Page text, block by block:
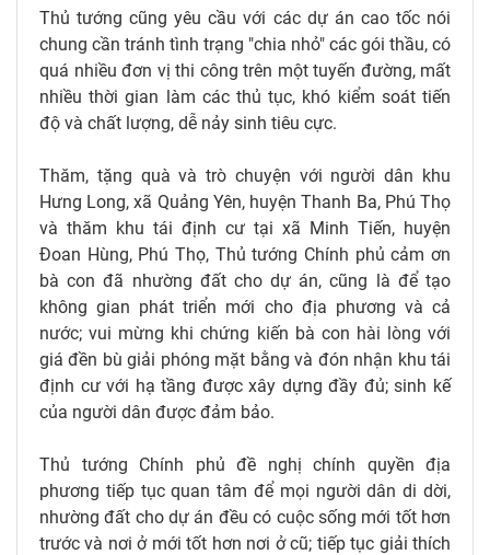
Thủ tướng cũng yêu cầu với các dự án cao tốc nói
chung cần tránh tình trạng "chia nhỏ" các gói thầu, có
quá nhiều đơn vị thi công trên một tuyến đường, mất
nhiều thời gian làm các thủ tục, khó kiểm soát tiến
độ và chất lượng, dễ nảy sinh tiêu cực.
Thăm, tặng quà và trò chuyện với người dân khu
Hưng Long, xã Quảng Yên, huyện Thanh Ba, Phú Thọ
và thăm khu tái định cư tại xã Minh Tiến, huyện
Đoan Hùng, Phú Thọ, Thủ tướng Chính phủ cảm ơn
bà con đã nhường đất cho dự án, cũng là để tạo
không gian phát triển mới cho địa phương và cả
nước; vui mừng khi chứng kiến bà con hài lòng với
giá đền bù giải phóng mặt bằng và đón nhận khu tái
định cư với hạ tầng được xây dựng đầy đủ; sinh kế
của người dân được đảm bảo.
Thủ tướng Chính phủ đề nghị chính quyền địa
phương tiếp tục quan tâm để mọi người dân di dời,
nhường đất cho dự án đều có cuộc sống mới tốt hơn
trước và nơi ở mới tốt hơn nơi ở cũ; tiếp tục giải thích